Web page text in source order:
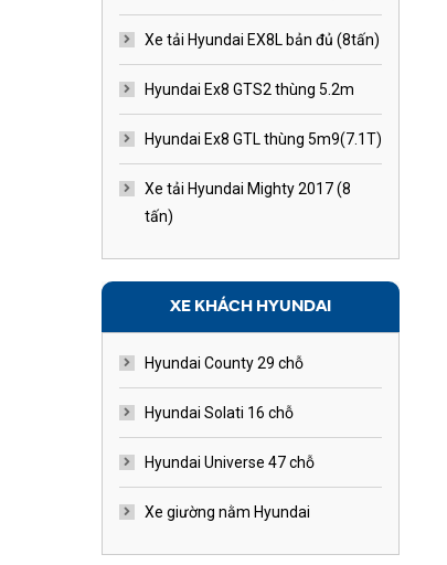
Xe tải Hyundai EX8L bản đủ (8tấn)
Hyundai Ex8 GTS2 thùng 5.2m
Hyundai Ex8 GTL thùng 5m9(7.1T)
Xe tải Hyundai Mighty 2017 (8
tấn)
XE KHÁCH HYUNDAI
Hyundai County 29 chỗ
Hyundai Solati 16 chỗ
Hyundai Universe 47 chỗ
Xe giường nằm Hyundai